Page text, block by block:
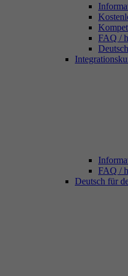
FAQ /
FAQ /
Deutsch für